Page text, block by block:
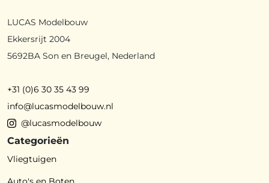
LUCAS Modelbouw
Ekkersrijt 2004
5692BA Son en Breugel, Nederland
+31 (0)6 30 35 43 99
info@lucasmodelbouw.nl
@lucasmodelbouw
Categorieën
Vliegtuigen